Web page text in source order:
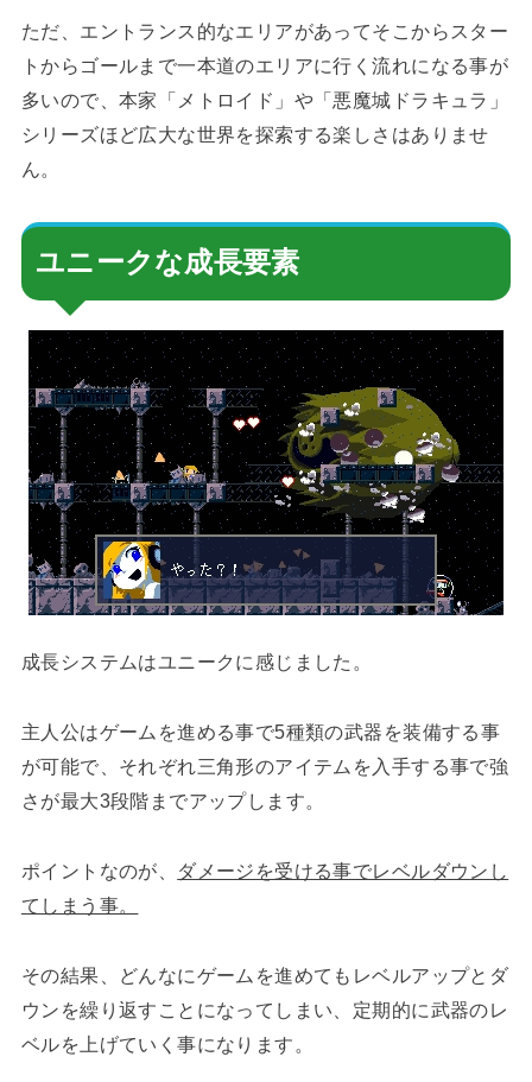
ただ、エントランス的なエリアがあってそこからスター
トからゴールまで一本道のエリアに行く流れになる事が
多いので、本家「メトロイド」や「悪魔城ドラキュラ」
シリーズほど広大な世界を探索する楽しさはありませ
ん。
ユニークな成長要素
成長システムはユニークに感じました。
主人公はゲームを進める事で5種類の武器を装備する事
が可能で、それぞれ三角形のアイテムを入手する事で強
さが最大3段階までアップします。
ポイントなのが、 ダメージを受ける事でレベルダウンし
てしまう事。
その結果、どんなにゲームを進めてもレベルアップとダ
ウンを繰り返すことになってしまい、定期的に武器のレ
ベルを上げていく事になります。